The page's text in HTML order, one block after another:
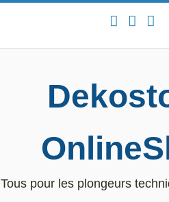
Tous pour les plongeurs